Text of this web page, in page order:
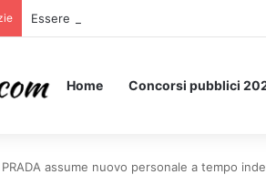
Essere Pagati per Stare a Letto: ecco
Home Concorsi pubblici
PRADA assume nuovo personale a tempo